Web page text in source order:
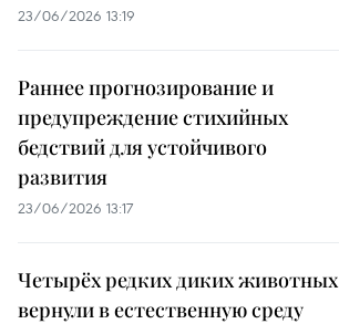
23/06/2026 13:19
Раннее прогнозирование и
предупреждение стихийных
бедствий для устойчивого
развития
23/06/2026 13:17
Четырёх редких диких животных
вернули в естественную среду